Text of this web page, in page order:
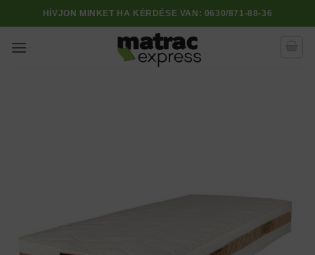
to
content
HÍVJON MINKET HA KÉRDÉSE VAN: 0630/871-88-36